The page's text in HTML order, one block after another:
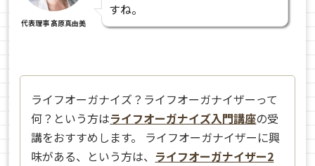
代表理事 髙原真由美
すね。
ライフオーガナイズ？ライフオーガナイザーって
何？という方はライフオーガナイズ入門講座の受
講をおすすめします。 ライフオーガナイザーに興
味がある、という方は、 ライフオーガナイザー2